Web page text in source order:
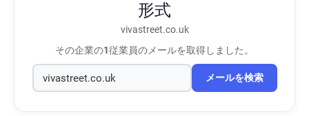
形式
vivastreet.co.uk
その企業の1従業員のメールを取得しました。
メールを検索